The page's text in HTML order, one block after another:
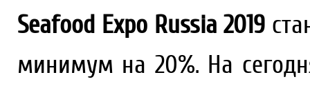
Seafood Expo Russia 2019
минимум на 20%. На